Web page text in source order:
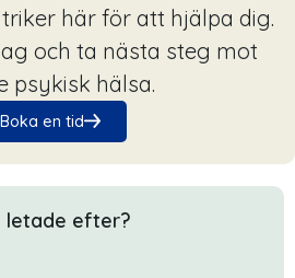
här för att hjälpa dig.
och ta nästa steg mot
psykisk hälsa.
Boka en tid
letade efter?